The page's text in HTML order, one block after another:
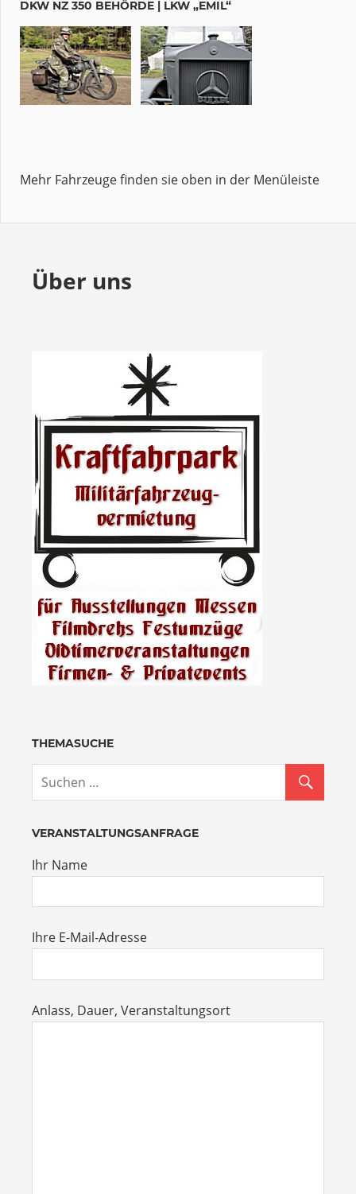
DKW NZ 350 BEHÖRDE | LKW „EMIL“
Mehr Fahrzeuge finden sie oben in der Menüleiste
Über uns
THEMASUCHE
VERANSTALTUNGSANFRAGE
Ihr Name
Ihre E-Mail-Adresse
Anlass, Dauer, Veranstaltungsort